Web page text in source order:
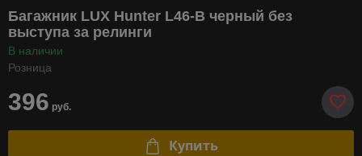
Багажник LUX Hunter L46-B черный без
выступа за релинги
В наличии
Розница
396 руб.
Купить